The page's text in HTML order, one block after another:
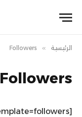
الرئيسية »
Followers
Followers
[userpro template=followers]